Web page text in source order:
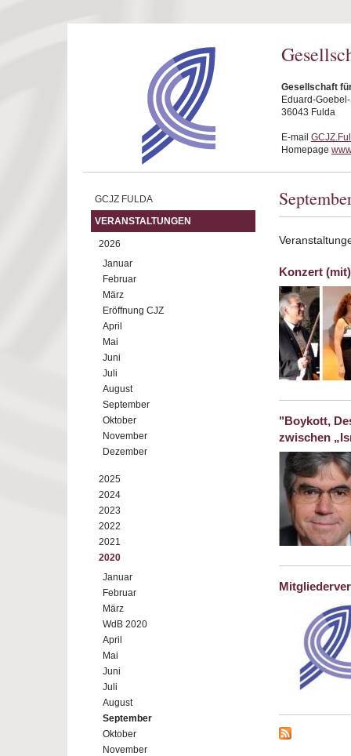
Gesellschaft
Eduard-
36043 Fulda
E-mail
Homepage
GCJZ FULDA
VERANSTALTUNGEN
2026
Januar
Februar
März
Eröffnung CJZ
April
Mai
Juni
Juli
August
September
Oktober
November
Dezember
2025
2024
2023
2022
2021
2020
Januar
Februar
März
WdB 2020
April
Mai
Juni
Juli
August
September
Oktober
November
Konzert
"Boykott,
zwischen